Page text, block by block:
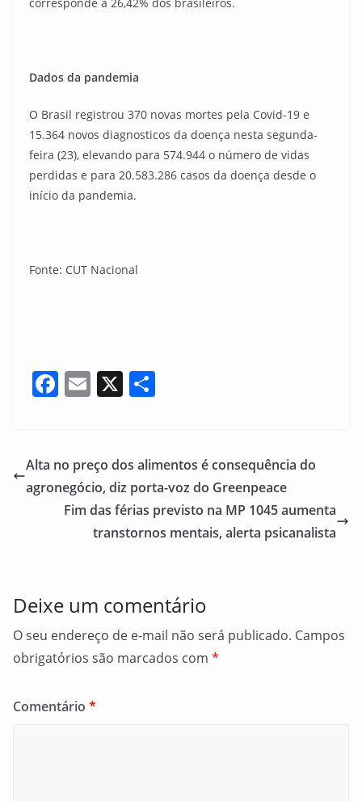
Dados da pandemia
O Brasil registrou 370 novas mortes pela Covid-19 e
15.364 novos diagnosticos da doença nesta segunda-
feira (23), elevando para 574.944 o número de vidas
perdidas e para 20.583.286 casos da doença desde o
início da pandemia.
Fonte: CUT Nacional
F
e
b
o
E
l
X
e
Alta no preço dos alimentos é consequência do
agronegócio, diz porta-voz do Greenpeace
Fim das férias previsto na MP 1045 aumenta
transtornos mentais, alerta psicanalista
Deixe um comentário
O seu endereço de e-mail não será publicado. Campos
obrigatórios são marcados com *
Comentário *